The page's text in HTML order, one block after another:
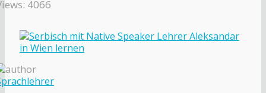
4066